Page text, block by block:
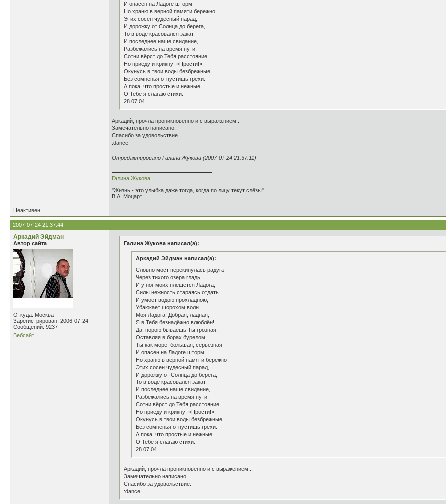
И опасен на Ладоге шторм.
Но храню в верной памяти бережно
Этих сосен чудесный парад,
И дорожку от Солнца до берега,
То в воде красовался закат.
И последнее наше свидание,
Разбежались на время пути.
Сотни вёрст до Тебя расстояние,
Но приеду и крикну: «Прости!».
Окунусь в твои воды безбрежные,
Без сомненья отпустишь грехи.
А пока, что простые и нежные
О Тебе я слагаю стихи.
28.07.04
Аркадий, прочла проникновенно и с выражением...
Замечательно написано.
Спасибо за удовольствие.
:dance:
Отредактировано Галина Жукова (2007-07-24 21:37:11)
Галина Жукова
"Жизнь - это улыбка даже тогда, когда по лицу текут слёзы"
В.А. Моцарт.
Неактивен
2007-07-24 21:37:44
Аркадий Эйдман
Автор сайта
Откуда: Москва
Зарегистрирован: 2006-07-24
Сообщений: 9237
Вебсайт
Галина Жукова написал(а):
Аркадий Эйдман написал(а):
Словно мост перекинулась радуга
Через тихого озера гладь.
И у ног моих плещется Ладога,
Силы нежность стараясь отдать.
И умоет водою прохладною,
Убаюкает шорохом волн.
Моя Ладога! Добрая, ладная,
Я в Тебя безнадёжно влюблён!
Да, порою бываешь Ты грозная,
Оставляя в борах бурелом,
Ты как море: большая, серьёзная,
И опасен на Ладоге шторм.
Но храню в верной памяти бережно
Этих сосен чудесный парад,
И дорожку от Солнца до берега,
То в воде красовался закат.
И последнее наше свидание,
Разбежались на время пути.
Сотни вёрст до Тебя расстояние,
Но приеду и крикну: «Прости!».
Окунусь в твои воды безбрежные,
Без сомненья отпустишь грехи.
А пока, что простые и нежные
О Тебе я слагаю стихи.
28.07.04
Аркадий, прочла проникновенно и с выражением...
Замечательно написано.
Спасибо за удовольствие.
:dance: